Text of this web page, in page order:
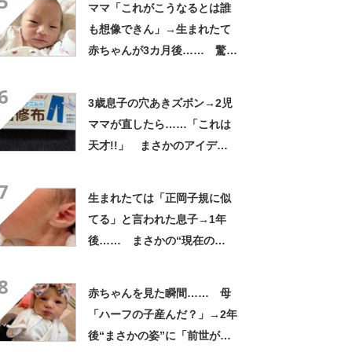
ママ「これがこうなるとは誰
も想像できん」→生まれたて
赤ちゃんが3カ月後…… 驚き
3歳息子の穴あきズボン→2児
ママが直したら……「これは
天才!!」 まさかのアイデア
生まれたては「正岡子規に似
てる」と言われた息子→1年
後…… まさかの“現在の
赤ちゃんを見た瞬間…… 母
「ハーフの子産んだ？」→2年
後“まさかの姿”に「前世が西